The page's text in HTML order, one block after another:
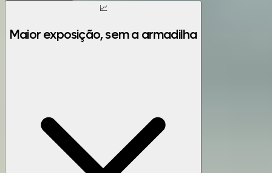
📈
Maior exposição, sem a armadilha